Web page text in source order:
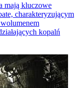
mają kluczowe
charakteryzującym
kopalń